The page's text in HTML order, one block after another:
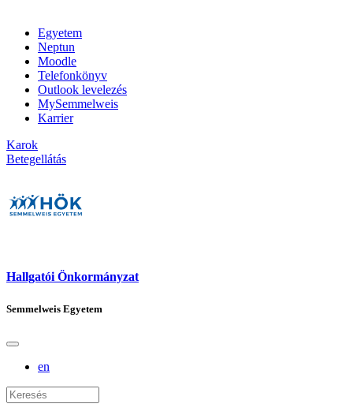
Egyetem
Neptun
Moodle
Telefonkönyv
Outlook levelezés
MySemmelweis
Karrier
Karok
Betegellátás
Hallgatói Önkormányzat
Semmelweis Egyetem
en